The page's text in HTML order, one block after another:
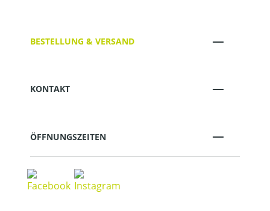
BESTELLUNG & VERSAND
KONTAKT
ÖFFNUNGSZEITEN